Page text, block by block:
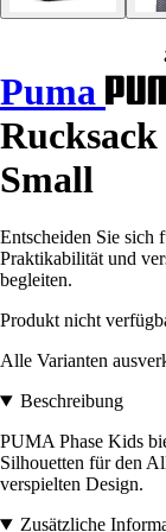
Puma
Small
Entscheiden Sie sich
Praktikabilität und
begleiten.
Produkt nicht
Alle Varianten
Beschreibung
PUMA Phase Kids
Silhouetten für den
verspielten Design.
Zusätzliche